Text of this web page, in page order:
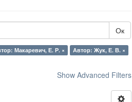
Ок
Макаревич, Е. Р. ×
Автор: Жук, Е. В. ×
Show Advanced Filters